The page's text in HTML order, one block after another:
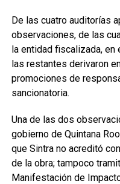
De las cuatro auditorías
observaciones, de las
la entidad fiscalizada, en
las restantes derivaron
promociones de
sancionatoria.
Una de las dos
gobierno de Quintana
que Sintra no acreditó
de la obra; tampoco
Manifestación de